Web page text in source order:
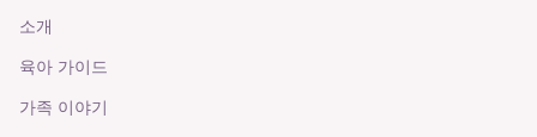
소개
육아 가이드
가족 이야기